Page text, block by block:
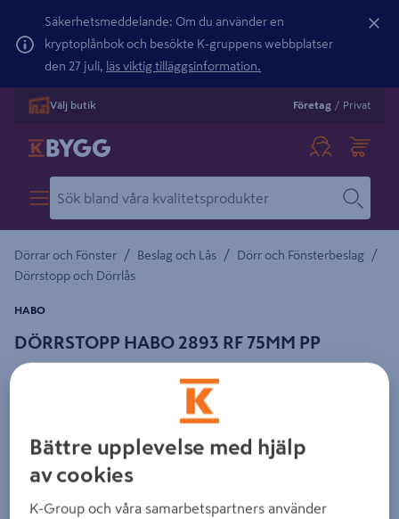
Säkerhetsmeddelande: Om du använder en
kryptoplånbok och besökte K-gruppens webbplatser
den 27 juli, läs viktig tilläggsinformation.
Välj butik Företag / Privat
Dörrar och Fönster / Beslag och Lås / Dörr och Fönsterbeslag /
Dörrstopp och Dörrlås
DÖRRSTOPP HABO 2893 RF 75MM PP
HABO
Detaljerad beskrivning finns i produktbeskrivningsområdet
Bättre upplevelse med hjälp
av cookies
K-Group och våra samarbetspartners använder